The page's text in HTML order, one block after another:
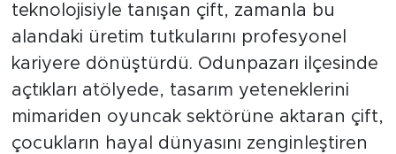
teknolojisiyle tanışan çift, zamanla bu
alandaki üretim tutkularını profesyonel
kariyere dönüştürdü. Odunpazarı ilçesinde
açtıkları atölyede, tasarım yeteneklerini
mimariden oyuncak sektörüne aktaran çift,
çocukların hayal dünyasını zenginleştiren